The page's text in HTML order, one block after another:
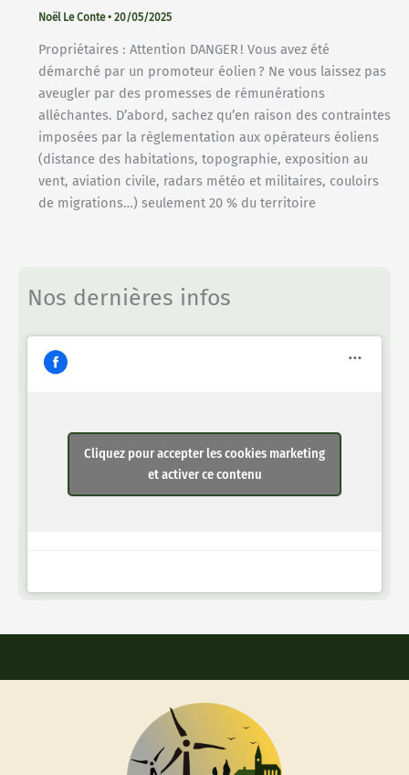
Noël Le Conte• 20/05/2025
Propriétaires : Attention DANGER ! Vous avez été
démarché par un promoteur éolien ? Ne vous laissez pas
aveugler par des promesses de rémunérations
alléchantes. D’abord, sachez qu’en raison des contraintes
imposées par la règlementation aux opérateurs éoliens
(distance des habitations, topographie, exposition au
vent, aviation civile, radars météo et militaires, couloirs
de migrations…) seulement 20 % du territoire
Nos dernières infos
Cliquez pour accepter les cookies marketing
et activer ce contenu